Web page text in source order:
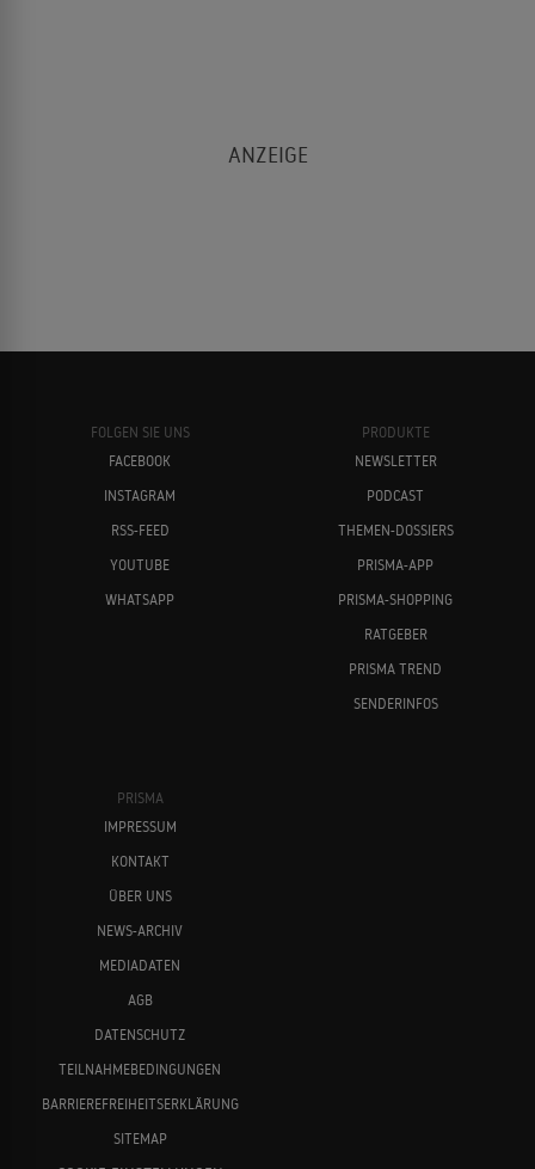
FOLGEN SIE UNS
FACEBOOK
INSTAGRAM
RSS-FEED
YOUTUBE
WHATSAPP
PRODUKTE
NEWSLETTER
PODCAST
THEMEN-DOSSIERS
PRISMA-APP
PRISMA-SHOPPING
RATGEBER
PRISMA TREND
SENDERINFOS
PRISMA
IMPRESSUM
KONTAKT
ÜBER UNS
NEWS-ARCHIV
MEDIADATEN
AGB
DATENSCHUTZ
TEILNAHMEBEDINGUNGEN
BARRIEREFREIHEITSERKLÄRUNG
SITEMAP